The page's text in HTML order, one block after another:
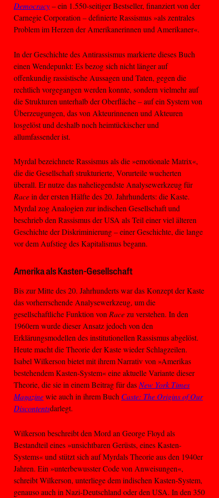
Democracy– ein 1.550-seitiger Bestseller, finanziert von der
Carnegie Corporation – definierte Rassismus »als zentrales
Problem im Herzen der Amerikanerinnen und Amerikaner«.
In der Geschichte des Antirassismus markierte dieses Buch
einen Wendepunkt: Es bezog sich nicht länger auf
offenkundig rassistische Aussagen und Taten, gegen die
rechtlich vorgegangen werden konnte, sondern vielmehr auf
die Strukturen unterhalb der Oberfläche – auf ein System von
Überzeugungen, das von Akteurinnenen und Akteuren
losgelöst und deshalb noch heimtückischer und
allumfassender ist.
Myrdal bezeichnete Rassismus als die »emotionale Matrix«,
die die Gesellschaft strukturierte, Vorurteile wucherten
überall. Er nutze das naheliegendste Analysewerkzeug für
Racein der ersten Hälfte des 20. Jahrhunderts: die Kaste.
Myrdal zog Analogien zur indischen Gesellschaft und
beschrieb den Rassismus der USA als Teil einer viel älteren
Geschichte der Diskriminierung – einer Geschichte, die lange
vor dem Aufstieg des Kapitalismus begann.
Amerika als Kasten-Gesellschaft
Bis zur Mitte des 20. Jahrhunderts war das Konzept der Kaste
das vorherrschende Analysewerkzeug, um die
gesellschaftliche Funktion von Racezu verstehen. In den
1960ern wurde dieser Ansatz jedoch von den
Erklärungsmodellen des institutionellen Rassismus abgelöst.
Heute macht die Theorie der Kaste wieder Schlagzeilen.
Isabel Wilkerson bietet mit ihrem Narrativ von »Amerikas
bestehendem Kasten-System« eine aktuelle Variante dieser
Theorie, die sie in einem Beitrag für das New York Times
Magazinewie auch in ihrem Buch Caste: The Origins of Our
Discontentsdarlegt.
Wilkerson beschreibt den Mord an George Floyd als
Bestandteil eines »unsichtbaren Gerüsts, eines Kasten-
Systems« und stützt sich auf Myrdals Theorie aus den 1940er
Jahren. Ein »unterbewusster Code von Anweisungen«,
schreibt Wilkerson, unterliege dem indischen Kasten-System,
genauso auch in Nazi-Deutschland oder den USA. In den 350